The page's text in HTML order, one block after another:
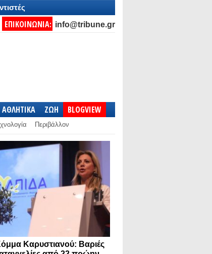
ΕΠΙΚΟΙΝΩΝΙΑ: info@tribune.gr
ΑΘΛΗΤΙΚΑ ΖΩΗ BLOGVIEW
Περιβάλλον
Καρυστιανού: Βαριές